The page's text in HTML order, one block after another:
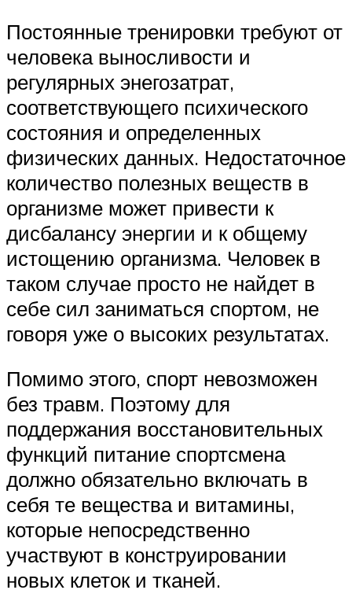
Постоянные тренировки требуют от
человека выносливости и
регулярных энегозатрат,
соответствующего психического
состояния и определенных
физических данных. Недостаточное
количество полезных веществ в
организме может привести к
дисбалансу энергии и к общему
истощению организма. Человек в
таком случае просто не найдет в
себе сил заниматься спортом, не
говоря уже о высоких результатах.
Помимо этого, спорт невозможен
без травм. Поэтому для
поддержания восстановительных
функций питание спортсмена
должно обязательно включать в
себя те вещества и витамины,
которые непосредственно
участвуют в конструировании
новых клеток и тканей.